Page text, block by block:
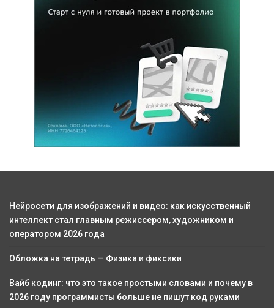
Нейросети для изображений и видео: как искусственный
интеллект стал главным режиссером, художником и
оператором 2026 года
Обложка на тетрадь — Физика и фиксики
Вайб кодинг: что это такое простыми словами и почему в
2026 году программисты больше не пишут код руками